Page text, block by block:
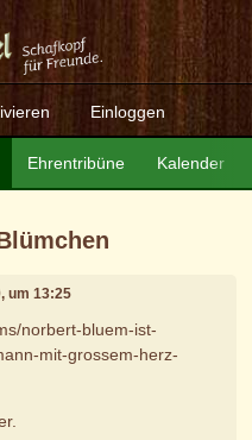
Einloggen
Ehrentribüne Kalender
um 13:25
norbert-bluem-ist-
mit-grossem-herz-